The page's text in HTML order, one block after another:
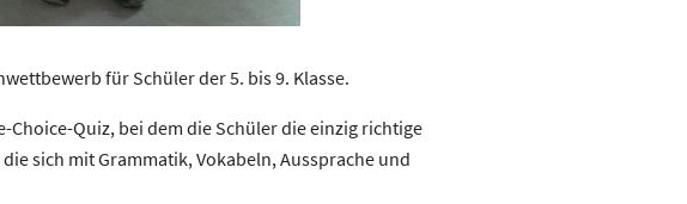
für Schüler der 5. bis 9. Klasse.
Quiz, bei dem die Schüler die einzig richtige
sich mit Grammatik, Vokabeln, Aussprache und